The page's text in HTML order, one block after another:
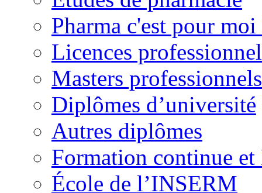
Pharma c'est pour
Licences
Masters
Diplômes d’université
Autres diplômes
Formation continue et
École de l’INSERM